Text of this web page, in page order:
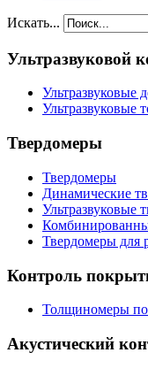
Искать...
Ультразвуковой
Ультразвуковые
Ультразвуковые
Твердомеры
Твердомеры
Динамические
Ультразвуковые
Твердомеры для
Контроль
Толщиномеры
Акустический